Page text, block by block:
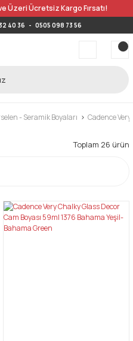
Üzeri Ücretsiz Kargo Fırsatı!
40 36 - 0505 098 73 56
- Seramik Boyaları Cadence
Toplam 26 ürün